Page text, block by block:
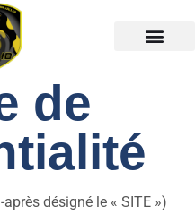
de
désigné le « SITE »)